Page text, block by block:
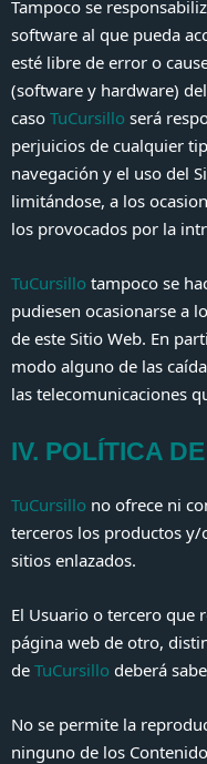
Tampoco se
software al que pueda
esté libre de error o
(software y hardware)
caso TuCursillo será
perjuicios de cualquier
navegación y el uso del
limitándose, a los
los provocados por la
TuCursillo tampoco se
pudiesen ocasionarse a
de este Sitio Web. En
modo alguno de las
las telecomunicaciones
IV. POLÍTICA
TuCursillo no ofrece ni
terceros los productos
sitios enlazados.
El Usuario o tercero que
página web de otro,
de TuCursillo deberá
No se permite la
ninguno de los